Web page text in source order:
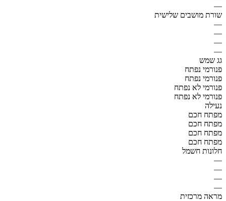
—
שורת מושבים שלישית
—
—
—
—
גג שמש
פנורמי נפתח
פנורמי נפתח
פנורמי לא נפתח
פנורמי לא נפתח
נעילה
מפתח חכם
מפתח חכם
מפתח חכם
מפתח חכם
חלונות חשמל
—
—
—
—
מראה מרכזית